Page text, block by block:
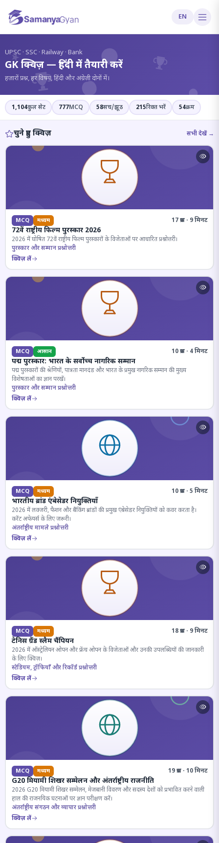
EN
?
UPSC · SSC · Railway · Bank
GK क्विज़ — हिंदी में तैयारी करें
हज़ारों प्रश्न, हर विषय, हिंदी और अंग्रेज़ी दोनों में।
1,104कुल सेट 777MCQ 58सच/झूठ 215रिक्त भरें 54क्रम
चुने हुए क्विज़ सभी देखें →
MCQ मध्यम 17 प्रश्न · 9 मिनट
72वें राष्ट्रीय फिल्म पुरस्कार 2026
2026 में घोषित 72वें राष्ट्रीय फिल्म पुरस्कारों के विजेताओं पर आधारित प्रश्नोत्तरी।
पुरस्कार और सम्मान प्रश्नोत्तरी
क्विज़ लें
MCQ आसान 10 प्रश्न · 4 मिनट
पद्म पुरस्कार: भारत के सर्वोच्च नागरिक सम्मान
पद्म पुरस्कारों की श्रेणियों, पात्रता मानदंड और भारत के प्रमुख नागरिक सम्मान की मुख्य
विशेषताओं का ज्ञान परखें।
पुरस्कार और सम्मान प्रश्नोत्तरी
क्विज़ लें
MCQ मध्यम 10 प्रश्न · 5 मिनट
भारतीय ब्रांड एंबेसेडर नियुक्तियाँ
2026 में लक्जरी, फैशन और बैंकिंग ब्रांडों की प्रमुख एंबेसेडर नियुक्तियों को कवर करता है।
करेंट अफेयर्स के लिए जरूरी।
अंतर्राष्ट्रीय मामले प्रश्नोत्तरी
क्विज़ लें
MCQ मध्यम 18 प्रश्न · 9 मिनट
टेनिस ग्रैंड स्लैम चैंपियन
2026 में ऑस्ट्रेलियन ओपन और फ्रेंच ओपन के विजेताओं और उनकी उपलब्धियों की जानकारी
के लिए क्विज़।
स्टेडियम, ट्रॉफियाँ और रिकॉर्ड प्रश्नोत्तरी
क्विज़ लें
MCQ मध्यम 19 प्रश्न · 10 मिनट
G20 मियामी शिखर सम्मेलन और अंतर्राष्ट्रीय राजनीति
2026 G20 मियामी शिखर सम्मेलन, मेजबानी विवरण और सदस्य देशों को प्रभावित करने वाली
हाल की राजनयिक घटनाओं पर ज्ञान परीक्षण करें।
अंतर्राष्ट्रीय संगठन और व्यापार प्रश्नोत्तरी
क्विज़ लें